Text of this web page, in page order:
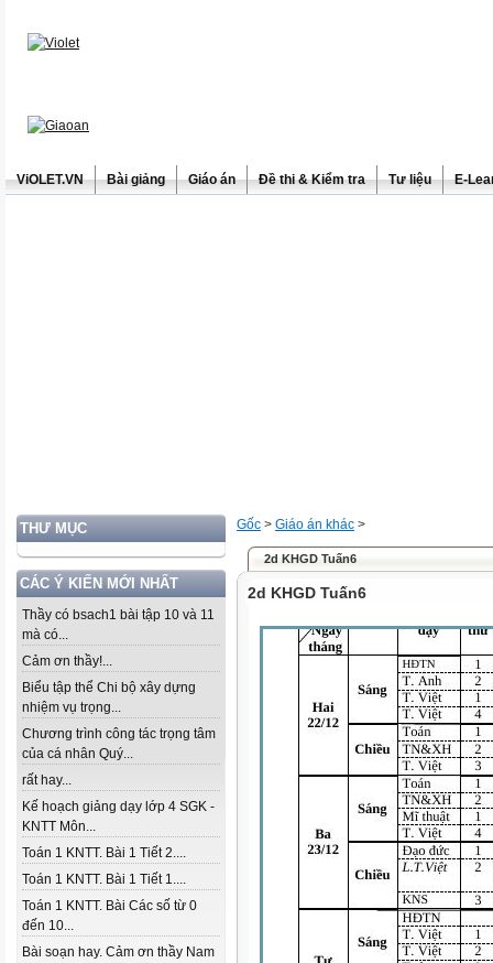
ViOLET.VN Bài giảng Giáo án Đề thi & Kiểm tra Tư liệu E-
THƯ MỤC
CÁC Ý KIẾN MỚI NHẤT
Thầy có bsach1 bài tập 10 và 11
mà có...
Cảm ơn thầy!...
Biểu tập thể Chi bộ xây dựng
nhiệm vụ trọng...
Chương trình công tác trọng tâm
của cá nhân Quý...
rất hay...
Kế hoạch giảng dạy lớp 4 SGK -
KNTT Môn...
Toán 1 KNTT. Bài 1 Tiết 2....
Toán 1 KNTT. Bài 1 Tiết 1....
Toán 1 KNTT. Bài Các số từ 0
đến 10...
Bài soạn hay. Cảm ơn thầy Nam
Gốc > Giáo án khác >
2d KHGD Tuấn6
2d KHGD Tuấn6